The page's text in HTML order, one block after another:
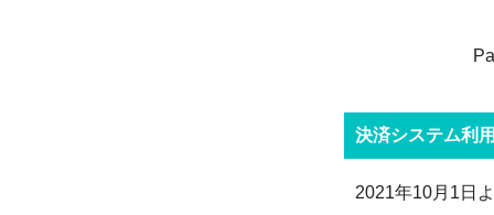
決済システム利
2021年10月1日